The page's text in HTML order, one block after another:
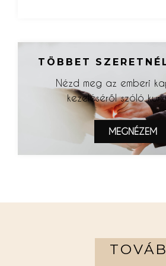
TÖBBET
Nézd meg az emberi
kezeléséről szóló
MEGNÉZEM
TOVÁB